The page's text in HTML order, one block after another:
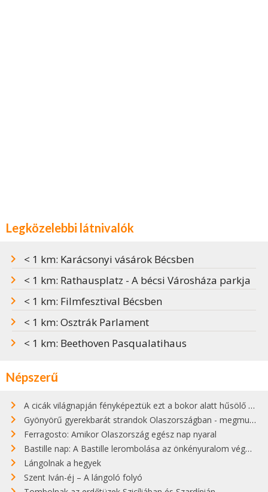
Legközelebbi látnivalók
< 1 km: Karácsonyi vásárok Bécsben
< 1 km: Rathausplatz - A bécsi Városháza parkja
< 1 km: Filmfesztival Bécsben
< 1 km: Osztrák Parlament
< 1 km: Beethoven Pasqualatihaus
Népszerű
A cicák világnapján fényképeztük ezt a bokor alatt hűsölő cicát Kisorosziban
Gyönyörű gyerekbarát strandok Olaszországban - megmutatjuk a 15 legjobbat
Ferragosto: Amikor Olaszország egész nap nyaral
Bastille nap: A Bastille lerombolása az önkényuralom végét jelentette
Lángolnak a hegyek
Szent Iván-éj – A lángoló folyó